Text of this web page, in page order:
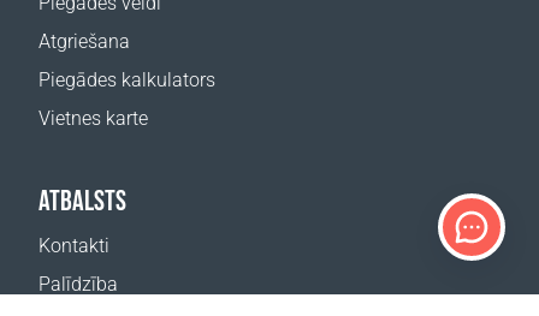
Atgriešana
Piegādes kalkulators
Vietnes karte
ATBALSTS
Kontakti
Palīdzība